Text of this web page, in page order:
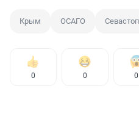
Крым ОСАГО
0 0 0